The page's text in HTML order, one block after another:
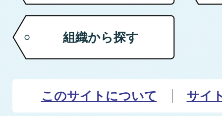
組織から探す
このサイトについて サイ